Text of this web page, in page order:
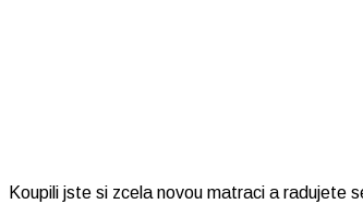
Koupili jste si zcela novou matraci a